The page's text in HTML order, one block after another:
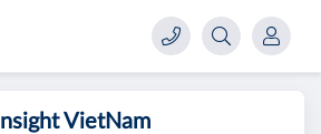
Insight VietNam